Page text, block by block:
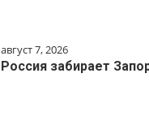
август 7, 2026
Россия забирает